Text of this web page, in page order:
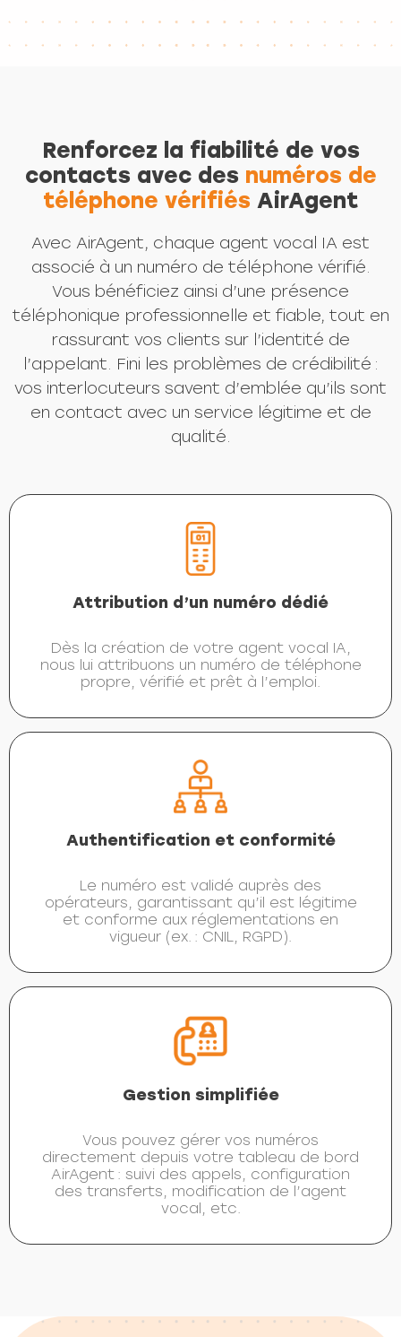
Renforcez la fiabilité de vos
contacts avec des numéros de
téléphone vérifiés AirAgent
Avec AirAgent, chaque agent vocal IA est
associé à un numéro de téléphone vérifié.
Vous bénéficiez ainsi d’une présence
téléphonique professionnelle et fiable, tout en
rassurant vos clients sur l’identité de
l’appelant. Fini les problèmes de crédibilité :
vos interlocuteurs savent d’emblée qu’ils sont
en contact avec un service légitime et de
qualité.
Attribution d’un numéro dédié
Dès la création de votre agent vocal IA,
nous lui attribuons un numéro de téléphone
propre, vérifié et prêt à l’emploi.
Authentification et conformité
Le numéro est validé auprès des
opérateurs, garantissant qu’il est légitime
et conforme aux réglementations en
vigueur (ex. : CNIL, RGPD).
Gestion simplifiée
Vous pouvez gérer vos numéros
directement depuis votre tableau de bord
AirAgent : suivi des appels, configuration
des transferts, modification de l’agent
vocal, etc.